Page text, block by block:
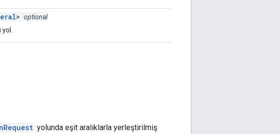
> optional
yolunda eşit aralıklarla yerleştirilmiş